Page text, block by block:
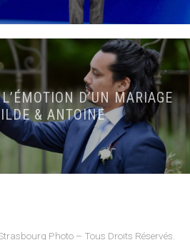
D’UN MARIAGE
& ANTOINE
Photo – Tous Droits Réservés.